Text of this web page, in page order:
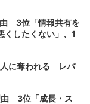
由 3位「情報共有を
くしたくない」、1
人に奪われる レバ
由 3位「成長・ス